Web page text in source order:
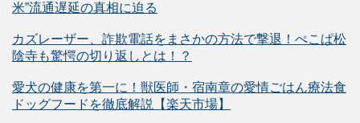
米”流通遅延の真相に迫る
カズレーザー、詐欺電話をまさかの方法で撃退！ぺこぱ松
陰寺も驚愕の切り返しとは！？
愛犬の健康を第一に！獣医師・宿南章の愛情ごはん療法食
ドッグフードを徹底解説【楽天市場】